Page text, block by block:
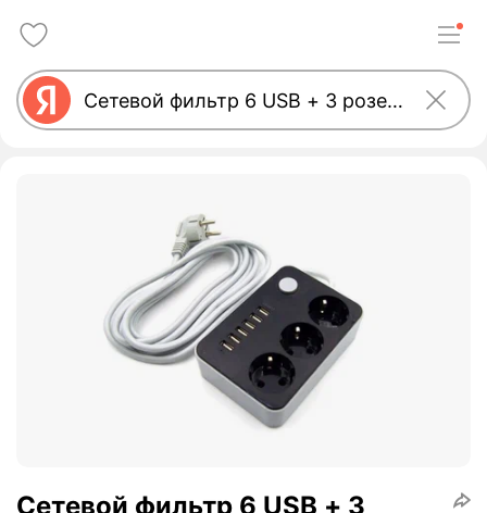
Сетевой фильтр 6 USB + 3